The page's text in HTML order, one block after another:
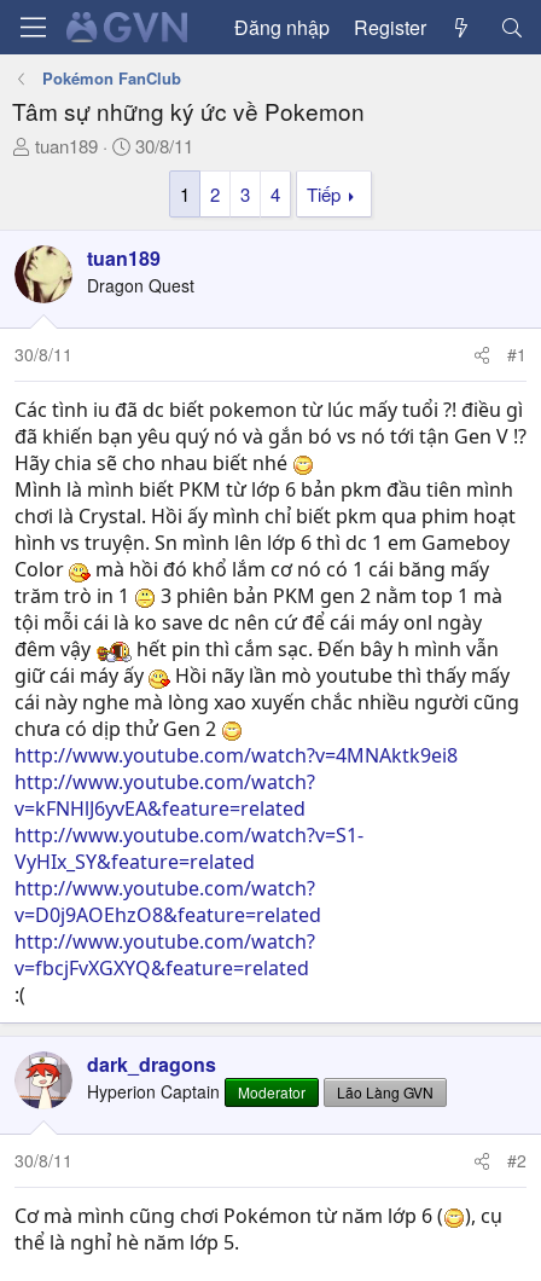
Đăng nhập Register
Pokémon FanClub
Tâm sự những ký ức về Pokemon
T
a
d
s
t
a
t
e
r
tuan189
N
g
ử
i
30/8/11
1
2 3 4 Tiếp
tuan189
Dragon Quest
30/8/11 #1
Các tình iu đã dc biết pokemon từ lúc mấy tuổi ?! điều gì
đã khiến bạn yêu quý nó và gắn bó vs nó tới tận Gen V !?
Hãy chia sẽ cho nhau biết nhé
Mình là mình biết PKM từ lớp 6 bản pkm đầu tiên mình
chơi là Crystal. Hồi ấy mình chỉ biết pkm qua phim hoạt
hình vs truyện. Sn mình lên lớp 6 thì dc 1 em Gameboy
Color
mà hồi đó khổ lắm cơ nó có 1 cái băng mấy
trăm trò in 1
3 phiên bản PKM gen 2 nằm top 1 mà
tội mỗi cái là ko save dc nên cứ để cái máy onl ngày
đêm vậy
hết pin thì cắm sạc. Đến bây h mình vẫn
giữ cái máy ấy
Hồi nãy lần mò youtube thì thấy mấy
cái này nghe mà lòng xao xuyến chắc nhiều người cũng
chưa có dịp thử Gen 2
http://www.youtube.com/watch?v=4MNAktk9ei8
http://www.youtube.com/watch?
v=kFNHlJ6yvEA&feature=related
http://www.youtube.com/watch?v=S1-
VyHIx_SY&feature=related
http://www.youtube.com/watch?
v=D0j9AOEhzO8&feature=related
http://www.youtube.com/watch?
v=fbcjFvXGXYQ&feature=related
:(
dark_dragons
Hyperion Captain Moderator Lão Làng GVN
30/8/11 #2
Cơ mà mình cũng chơi Pokémon từ năm lớp 6 (
), cụ
thể là nghỉ hè năm lớp 5.